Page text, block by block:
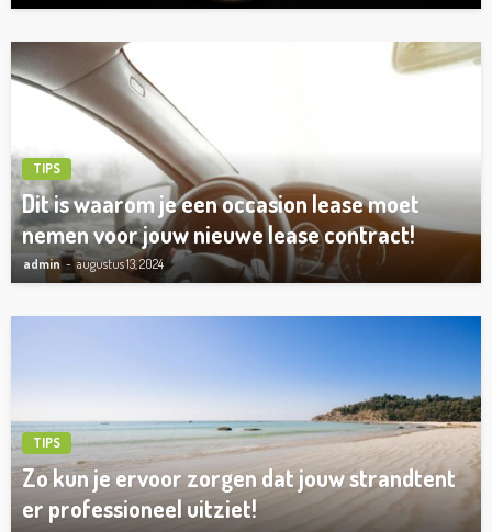
TIPS
Dit is waarom je een occasion lease moet
nemen voor jouw nieuwe lease contract!
admin augustus 13, 2024
TIPS
Zo kun je ervoor zorgen dat jouw strandtent
er professioneel uitziet!